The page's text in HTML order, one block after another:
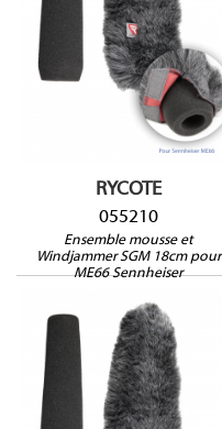
RYCOTE
055210
Ensemble mousse et
Windjammer SGM 18cm pour
ME66 Sennheiser
Compatible avec :
Sennheiser ME66-K6
055209